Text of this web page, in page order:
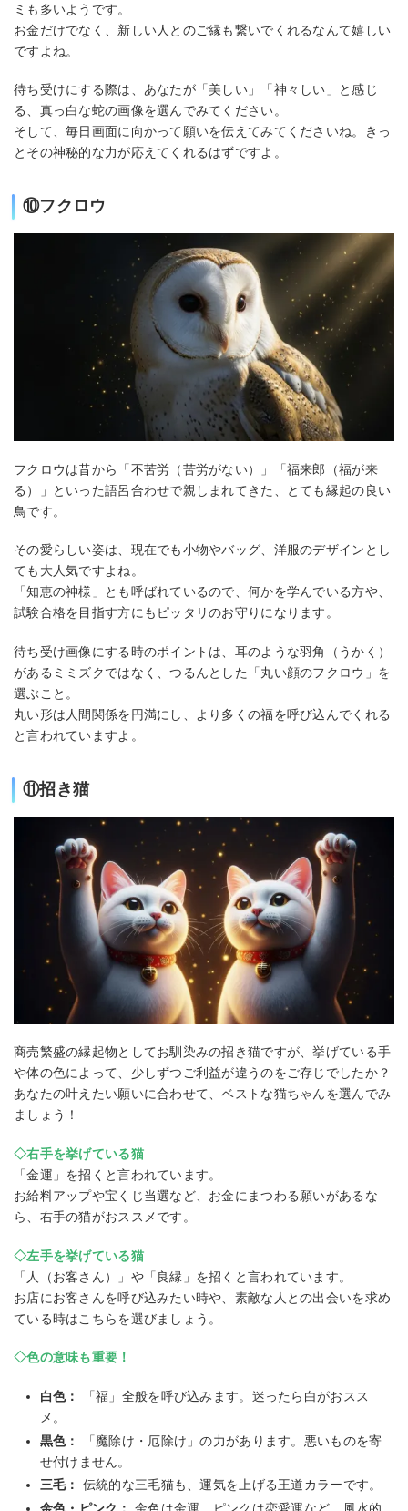
ミも多いようです。
お金だけでなく、新しい人とのご縁も繋いでくれるなんて嬉しい
ですよね。
待ち受けにする際は、あなたが「美しい」「神々しい」と感じ
る、真っ白な蛇の画像を選んでみてください。
そして、毎日画面に向かって願いを伝えてみてくださいね。きっ
とその神秘的な力が応えてくれるはずですよ。
⑩フクロウ
フクロウは昔から「不苦労（苦労がない）」「福来郎（福が来
る）」といった語呂合わせで親しまれてきた、とても縁起の良い
鳥です。
その愛らしい姿は、現在でも小物やバッグ、洋服のデザインとし
ても大人気ですよね。
「知恵の神様」とも呼ばれているので、何かを学んでいる方や、
試験合格を目指す方にもピッタリのお守りになります。
待ち受け画像にする時のポイントは、耳のような羽角（うかく）
があるミミズクではなく、つるんとした「丸い顔のフクロウ」を
選ぶこと。
丸い形は人間関係を円満にし、より多くの福を呼び込んでくれる
と言われていますよ。
⑪招き猫
商売繁盛の縁起物としてお馴染みの招き猫ですが、挙げている手
や体の色によって、少しずつご利益が違うのをご存じでしたか？
あなたの叶えたい願いに合わせて、ベストな猫ちゃんを選んでみ
ましょう！
◇右手を挙げている猫
「金運」を招くと言われています。
お給料アップや宝くじ当選など、お金にまつわる願いがあるな
ら、右手の猫がおススメです。
◇左手を挙げている猫
「人（お客さん）」や「良縁」を招くと言われています。
お店にお客さんを呼び込みたい時や、素敵な人との出会いを求め
ている時はこちらを選びましょう。
◇色の意味も重要！
白色：
「福」全般を呼び込みます。迷ったら白がおスス
メ。
黒色：
「魔除け・厄除け」の力があります。悪いものを寄
せ付けません。
三毛：
伝統的な三毛猫も、運気を上げる王道カラーです。